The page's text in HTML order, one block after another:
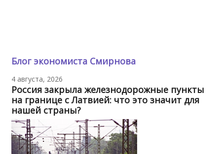
Блог экономиста Смирнова
4 августа, 2026
Россия закрыла железнодорожные пункты
на границе с Латвией: что это значит для
нашей страны?